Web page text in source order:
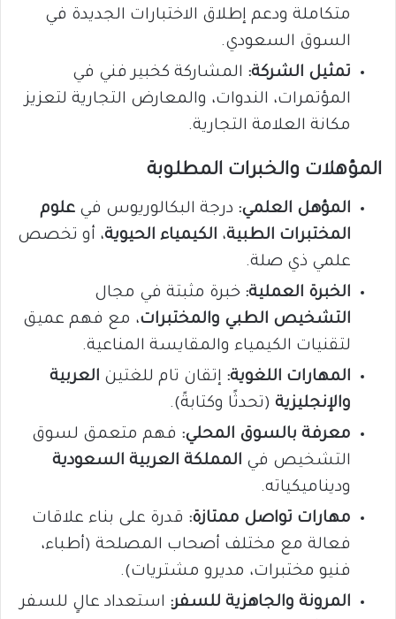
متكاملة ودعم إطلاق الاختبارات الجديدة في
السوق السعودي.
تمثيل الشركة: المشاركة كخبير فني في
المؤتمرات، الندوات، والمعارض التجارية لتعزيز
مكانة العلامة التجارية.
المؤهلات والخبرات المطلوبة
المؤهل العلمي: درجة البكالوريوس في علوم
المختبرات الطبية، الكيمياء الحيوية، أو تخصص
علمي ذي صلة.
الخبرة العملية: خبرة مثبتة في مجال
التشخيص الطبي والمختبرات، مع فهم عميق
لتقنيات الكيمياء والمقايسة المناعية.
المهارات اللغوية: إتقان تام للغتين العربية
والإنجليزية (تحدثًا وكتابةً).
معرفة بالسوق المحلي: فهم متعمق لسوق
التشخيص في المملكة العربية السعودية
وديناميكياته.
مهارات تواصل ممتازة: قدرة على بناء علاقات
فعالة مع مختلف أصحاب المصلحة (أطباء،
فنيو مختبرات، مديرو مشتريات).
المرونة والجاهزية للسفر: استعداد عالٍ للسفر